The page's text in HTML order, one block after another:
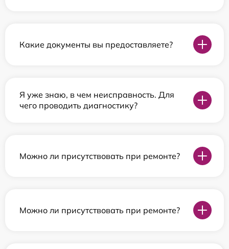
Какие документы вы предоставляете?
Я уже знаю, в чем неисправность. Для
чего проводить диагностику?
Можно ли присутствовать при ремонте?
Можно ли присутствовать при ремонте?